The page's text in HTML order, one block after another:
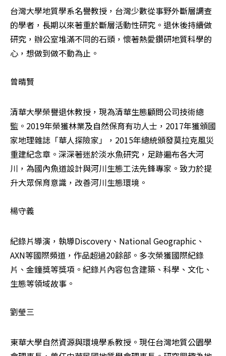
台灣大學地質學系名譽教授，台灣少數從事野外斷層調查
的學者，長期以來著重於斷層活動性研究。退休後持續做
研究，辦公室堆滿不同的石頭，懷著熱愛鑽研地質科學的
心，想做到做不動為止。
曾晴賢
清華大學榮譽退休教授，現為清華生態顧問公司技術總
監。2019年榮獲林業及自然保育有功人士，2017年獲頒國
家地理雜誌「華人探險家」，2015年總統頒發莫拉克風災
重建紀念章。深深著迷於淡水魚研究，足跡遍布各大河
川，為國內魚道設計與河川生態工法先鋒專家。致力於提
升大眾保育意識，改善河川生態環境。
楊守義
紀錄片導演，執導Discovery、National Geographic、
AXN等國際頻道，作品超過20餘部。多次榮獲國際紀錄
片、金鐘獎等獎項。紀錄片內容包含建築、科學、文化、
生態等領域故事。
劉瑩三
東華大學自然資源與環境學系教授。現任台灣地質公園學